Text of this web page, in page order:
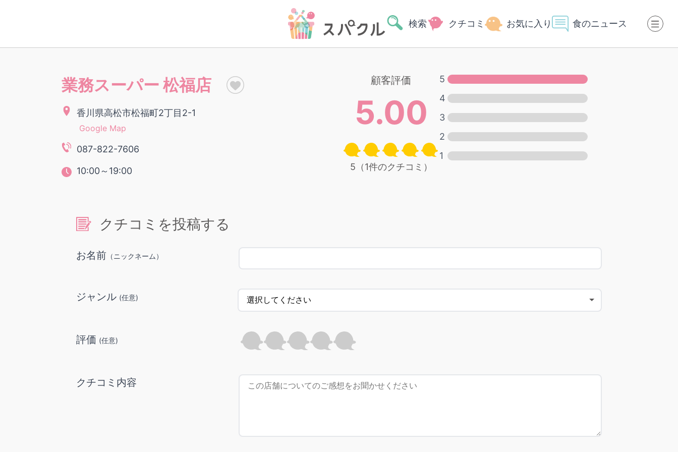
検索 クチコミ お気に入り 食のニュース
業務スーパー 松福店
香川県高松市松福町2丁目2-1
Google Map
087-822-7606
10:00～19:00
顧客評価
5.00
5（1件のクチコミ）
5
4
3
2
1
クチコミを投稿する
お名前 （ニックネーム）
ジャンル (任意)
評価 (任意)
クチコミ内容